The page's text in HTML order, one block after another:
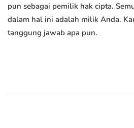
pun sebagai pemilik hak cipta.
dalam hal ini adalah milik Anda.
tanggung jawab apa pun.